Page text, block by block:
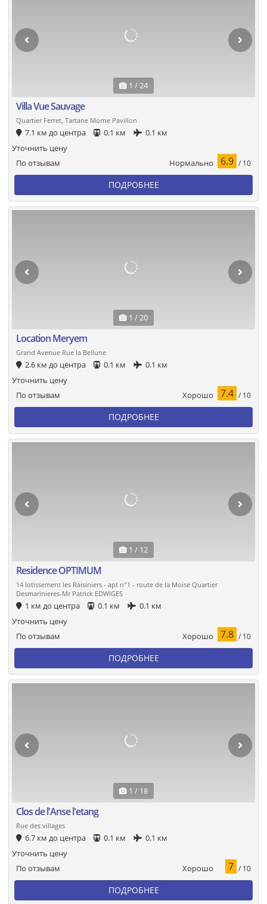
1 / 24
Villa Vue Sauvage
Quartier Ferret, Tartane Morne Pavillon
7.1 км до центра 0.1 км 0.1 км
По отзывам Нормально 6.9 / 10
Уточнить цену
ПОДРОБНЕЕ
1 / 20
Location Meryem
Grand Avenue Rue la Bellune
2.6 км до центра 0.1 км 0.1 км
По отзывам Хорошо 7.4 / 10
Уточнить цену
ПОДРОБНЕЕ
1 / 12
Residence OPTIMUM
14 lotissement les Raisiniers - apt n°1 - route de la Moise Quartier
Desmarinieres-Mr Patrick EDWIGES
1 км до центра 0.1 км 0.1 км
По отзывам Хорошо 7.8 / 10
Уточнить цену
ПОДРОБНЕЕ
1 / 18
Clos de l'Anse l'etang
Rue des villages
6.7 км до центра 0.1 км 0.1 км
По отзывам Хорошо 7 / 10
Уточнить цену
ПОДРОБНЕЕ